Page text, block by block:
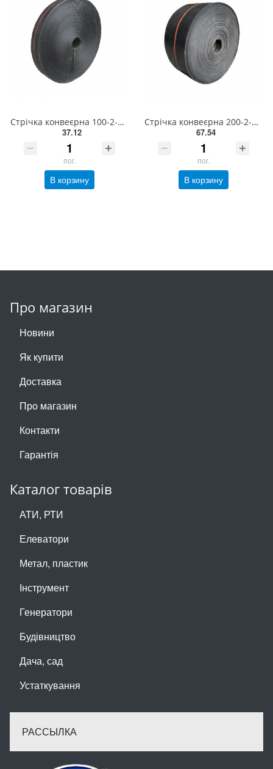
Стрічка конвеєрна 100-2-БКНЛ-65-0-0 з вальцованими краями EXCELLENT
37.12
пог.
В корзину
Стрічка конвеєрна 200-2-БКНЛ-65-0-0 з вальцованими краями EXCELLENT
67.54
пог.
В корзину
Про магазин
Новини
Як купити
Доставка
Про магазин
Контакти
Гарантія
Каталог товарів
АТИ, РТИ
Елеватори
Метал, пластик
Інструмент
Генератори
Будівництво
Дача, сад
Устаткування
РАССЫЛКА